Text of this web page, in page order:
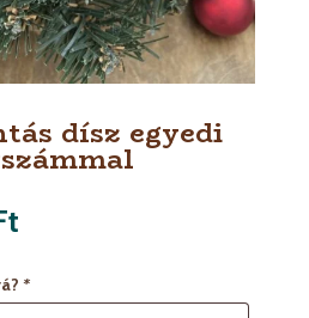
dísz egyedi
*